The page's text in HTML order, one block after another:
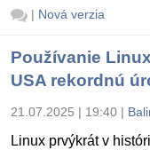
| Nová verzia
Používanie
USA rekordnú
21.07.2025 | 19:40 |
Linux prvýkrát v